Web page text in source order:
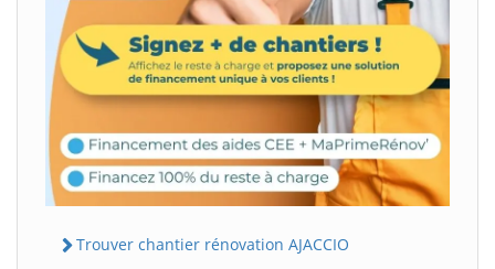
Trouver chantier rénovation AJACCIO